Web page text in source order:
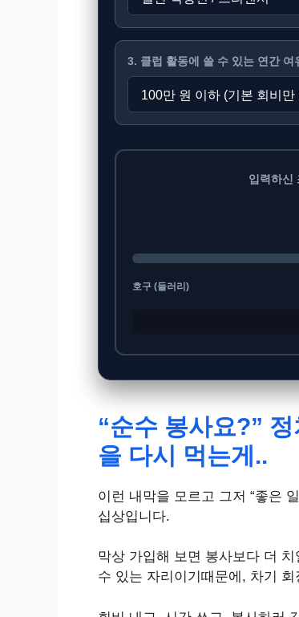
3. 클럽 활동에 쓸 수 있는 연간 여
입력하신
호구 (들러리)
“순수 봉사요?”
을 다시 먹는게..
이런 내막을 모르고 그저 “좋은
십상입니다.
막상 가입해 보면 봉사보다 더
수 있는 자리이기때문에, 차기